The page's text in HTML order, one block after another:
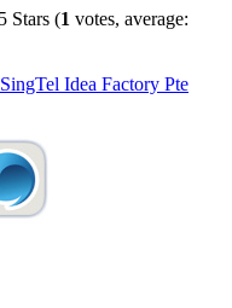
(1 votes, average:
SingTel Idea Factory Pte